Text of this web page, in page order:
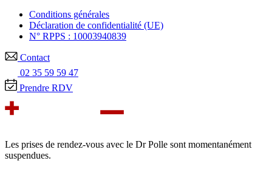
Conditions générales
Déclaration de confidentialité (UE)
N° RPPS : 10003940839
Contact
02 35 59 59 47
Prendre RDV
Les prises de rendez-vous avec le Dr Polle sont momentanément
suspendues.